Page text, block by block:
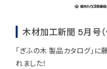
木材加工新聞 5月号
「ぎふの木 製品カタログ」
れました！